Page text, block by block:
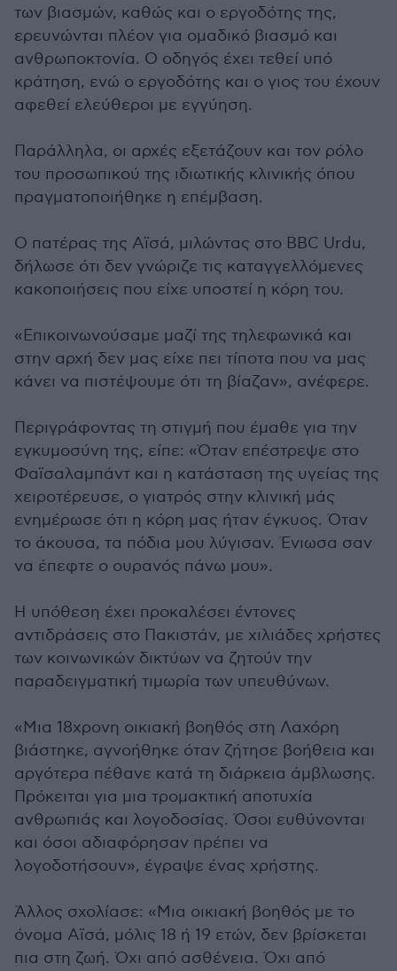
των βιασμών, καθώς και ο εργοδότης της,
ερευνώνται πλέον για ομαδικό βιασμό και
ανθρωποκτονία. Ο οδηγός έχει τεθεί υπό
κράτηση, ενώ ο εργοδότης και ο γιος του έχουν
αφεθεί ελεύθεροι με εγγύηση.
Παράλληλα, οι αρχές εξετάζουν και τον ρόλο
του προσωπικού της ιδιωτικής κλινικής όπου
πραγματοποιήθηκε η επέμβαση.
Ο πατέρας της Αϊσά, μιλώντας στο BBC Urdu,
δήλωσε ότι δεν γνώριζε τις καταγγελλόμενες
κακοποιήσεις που είχε υποστεί η κόρη του.
«Επικοινωνούσαμε μαζί της τηλεφωνικά και
στην αρχή δεν μας είχε πει τίποτα που να μας
κάνει να πιστέψουμε ότι τη βίαζαν», ανέφερε.
Περιγράφοντας τη στιγμή που έμαθε για την
εγκυμοσύνη της, είπε: «Όταν επέστρεψε στο
Φαϊσαλαμπάντ και η κατάσταση της υγείας της
χειροτέρευσε, ο γιατρός στην κλινική μάς
ενημέρωσε ότι η κόρη μας ήταν έγκυος. Όταν
το άκουσα, τα πόδια μου λύγισαν. Ένιωσα σαν
να έπεφτε ο ουρανός πάνω μου».
Η υπόθεση έχει προκαλέσει έντονες
αντιδράσεις στο Πακιστάν, με χιλιάδες χρήστες
των κοινωνικών δικτύων να ζητούν την
παραδειγματική τιμωρία των υπευθύνων.
«Μια 18χρονη οικιακή βοηθός στη Λαχόρη
βιάστηκε, αγνοήθηκε όταν ζήτησε βοήθεια και
αργότερα πέθανε κατά τη διάρκεια άμβλωσης.
Πρόκειται για μια τρομακτική αποτυχία
ανθρωπιάς και λογοδοσίας. Όσοι ευθύνονται
και όσοι αδιαφόρησαν πρέπει να
λογοδοτήσουν», έγραψε ένας χρήστης.
Άλλος σχολίασε: «Μια οικιακή βοηθός με το
όνομα Αϊσά, μόλις 18 ή 19 ετών, δεν βρίσκεται
πια στη ζωή. Όχι από ασθένεια. Όχι από